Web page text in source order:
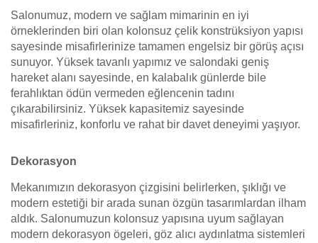
Salonumuz, modern ve sağlam mimarinin en iyi
örneklerinden biri olan kolonsuz çelik konstrüksiyon yapısı
sayesinde misafirlerinize tamamen engelsiz bir görüş açısı
sunuyor. Yüksek tavanlı yapımız ve salondaki geniş
hareket alanı sayesinde, en kalabalık günlerde bile
ferahlıktan ödün vermeden eğlencenin tadını
çıkarabilirsiniz. Yüksek kapasitemiz sayesinde
misafirleriniz, konforlu ve rahat bir davet deneyimi yaşıyor.
Dekorasyon
Mekanımızın dekorasyon çizgisini belirlerken, şıklığı ve
modern estetiği bir arada sunan özgün tasarımlardan ilham
aldık. Salonumuzun kolonsuz yapısına uyum sağlayan
modern dekorasyon ögeleri, göz alıcı aydınlatma sistemleri